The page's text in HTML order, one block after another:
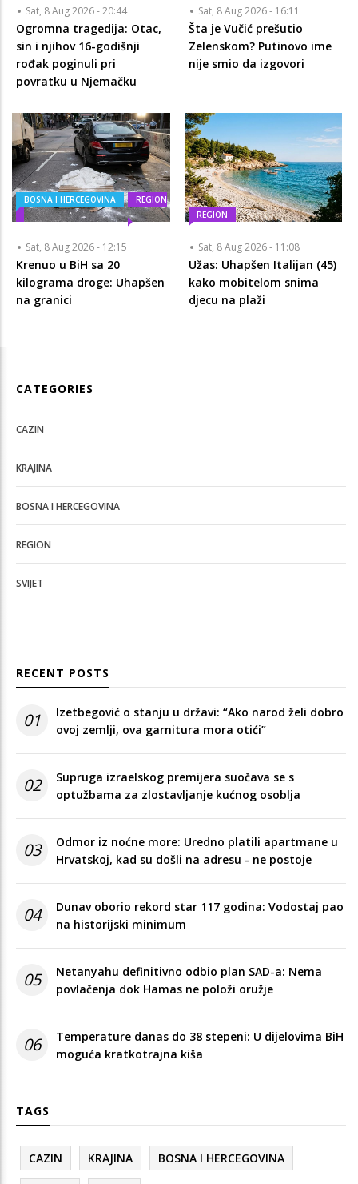
Sat, 8 Aug 2026 - 20:44
Ogromna tragedija: Otac,
sin i njihov 16-godišnji
rođak poginuli pri
povratku u Njemačku
Sat, 8 Aug 2026 - 16:11
Šta je Vučić prešutio
Zelenskom? Putinovo ime
nije smio da izgovori
BOSNA I HERCEGOVINA REGION
Sat, 8 Aug 2026 - 12:15
Krenuo u BiH sa 20
kilograma droge: Uhapšen
na granici
REGION
Sat, 8 Aug 2026 - 11:08
Užas: Uhapšen Italijan (45)
kako mobitelom snima
djecu na plaži
CATEGORIES
CAZIN
KRAJINA
BOSNA I HERCEGOVINA
REGION
SVIJET
RECENT POSTS
01
Izetbegović o stanju u državi: “Ako narod želi dobro
ovoj zemlji, ova garnitura mora otići”
02
Supruga izraelskog premijera suočava se s
optužbama za zlostavljanje kućnog osoblja
03
Odmor iz noćne more: Uredno platili apartmane u
Hrvatskoj, kad su došli na adresu - ne postoje
04
Dunav oborio rekord star 117 godina: Vodostaj pao
na historijski minimum
05
Netanyahu definitivno odbio plan SAD-a: Nema
povlačenja dok Hamas ne položi oružje
06
Temperature danas do 38 stepeni: U dijelovima BiH
moguća kratkotrajna kiša
TAGS
CAZIN KRAJINA BOSNA I HERCEGOVINA